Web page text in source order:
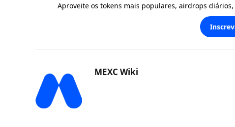
Aproveite os tokens mais populares, airdrops
MEXC Wiki